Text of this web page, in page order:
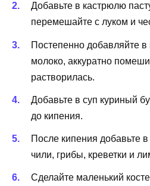
Добавьте в кастрюлю
перемешайте с луком и
Постепенно добавляйте
молоко, аккуратно
растворилась.
Добавьте в суп куриный
до кипения.
После кипения добавьте
чили, грибы, креветки и
Сделайте маленький